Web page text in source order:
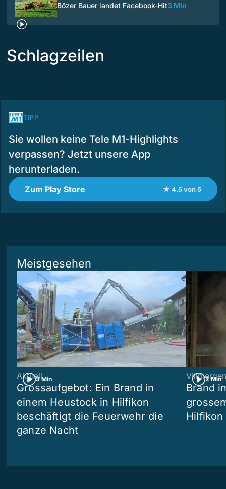
Bözer Bauer landet Facebook-Hit3 Min
Schlagzeilen
TIPP
Sie wollen keine Tele M1-Highlights
verpassen? Jetzt unsere App
herunterladen.
Zum Play Store ★ 4.5 von 5
Meistgesehen
3 Min
Aktuell
Grossaufgebot: Ein Brand in
einem Heustock in Hilfikon
beschäftigt die Feuerwehr die
ganze Nacht
2 Min
Villmergen
Brand
Hilfikon